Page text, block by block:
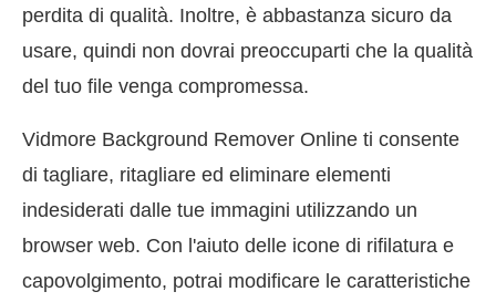
perdita di qualità. Inoltre, è abbastanza sicuro da
usare, quindi non dovrai preoccuparti che la qualità
del tuo file venga compromessa.
Vidmore Background Remover Online ti consente
di tagliare, ritagliare ed eliminare elementi
indesiderati dalle tue immagini utilizzando un
browser web. Con l'aiuto delle icone di rifilatura e
capovolgimento, potrai modificare le caratteristiche